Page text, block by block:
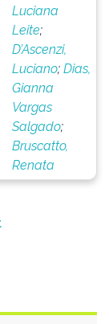
Luciana
Leite;
D’Ascenzi,
Luciano;Dias,
Gianna
Vargas
Salgado;
Bruscatto,
Renata